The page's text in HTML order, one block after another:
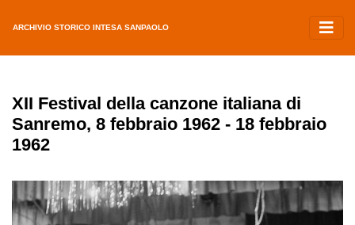
ARCHIVIO STORICO INTESA SANPAOLO
XII Festival della canzone italiana di
Sanremo, 8 febbraio 1962 - 18 febbraio
1962